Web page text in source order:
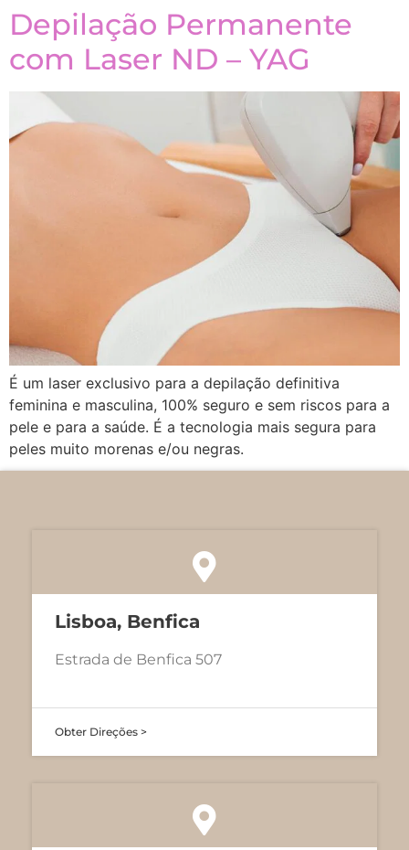
Depilação Permanente
com Laser ND – YAG
É um laser exclusivo para a depilação definitiva
feminina e masculina, 100% seguro e sem riscos para a
pele e para a saúde. É a tecnologia mais segura para
peles muito morenas e/ou negras.
Lisboa, Benfica
Estrada de Benfica 507
Obter Direções >